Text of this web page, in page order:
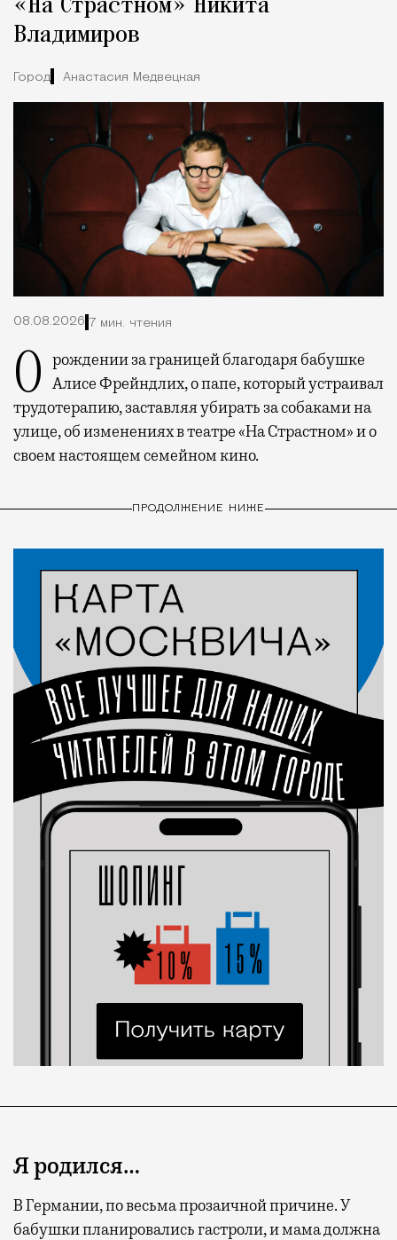
«На Страстном» Никита
Владимиров
Город Анастасия Медвецкая
08.08.2026 7 мин. чтения
О рождении за границей благодаря бабушке Алисе Фрейндлих, о папе, который устраивал
трудотерапию, заставляя убирать за собаками на
улице, об изменениях в театре «На Страстном» и о
своем настоящем семейном кино.
ПРОДОЛЖЕНИЕ НИЖЕ
Я родился…
В Германии, по весьма прозаичной причине. У
бабушки планировались гастроли, и мама должна